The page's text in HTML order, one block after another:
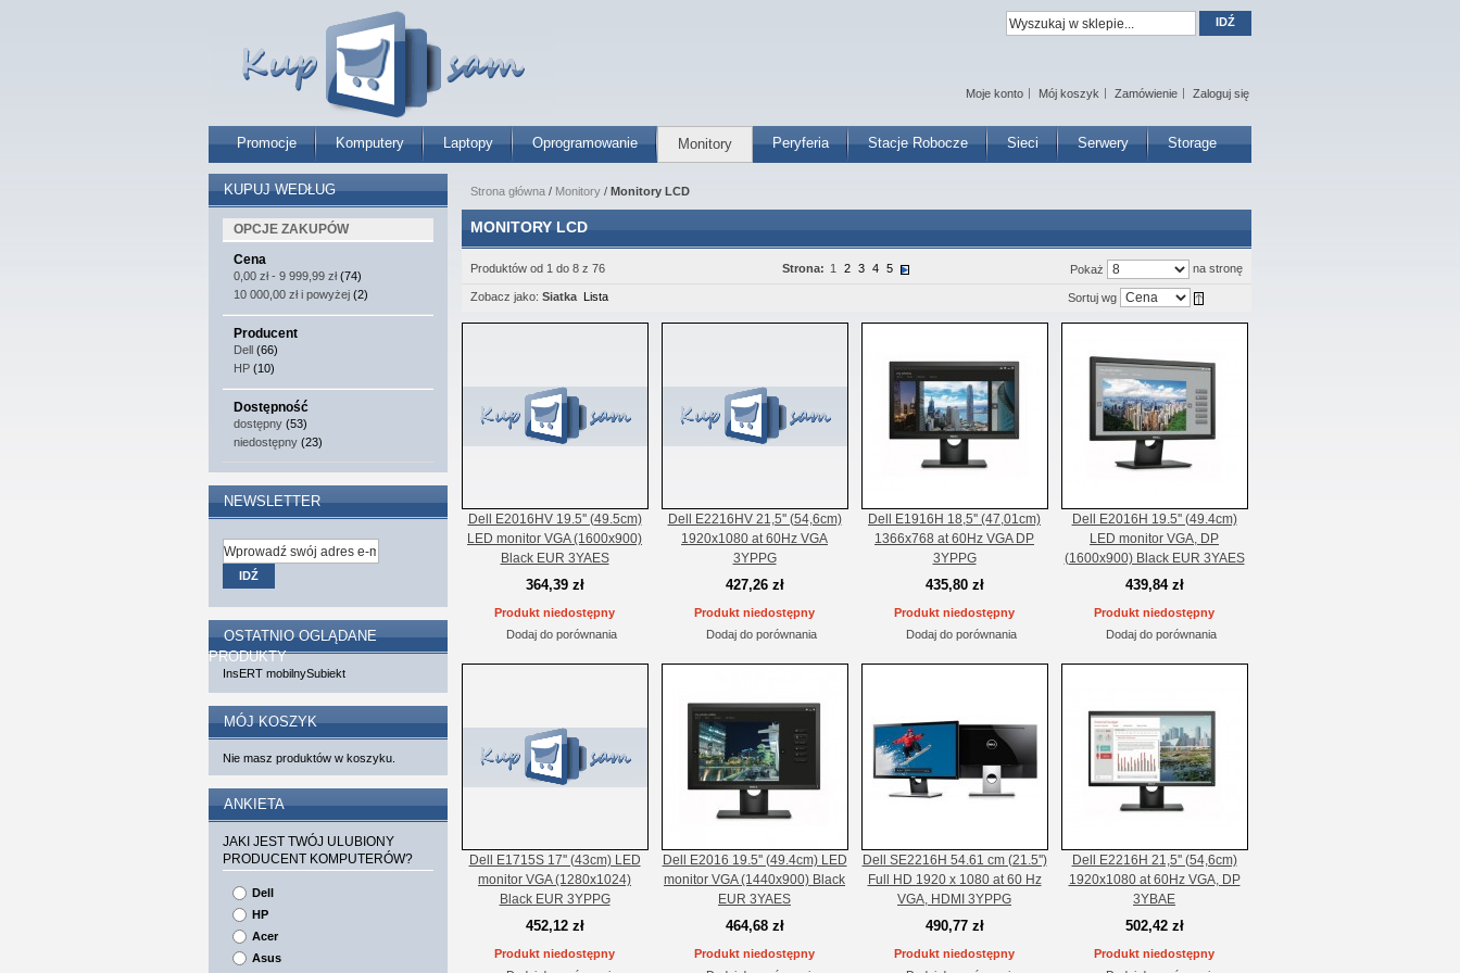
Promocje Komputery Laptopy Oprogramowanie Monitory Peryferia Stacje Robocze Sieci Serwery Storage
Moje konto Mój koszyk Zamówienie Zaloguj się
IDŹ
Strona główna / Monitory / Monitory LCD
MONITORY LCD
Produktów od 1 do 8 z 76 Pokaż na stronę
Strona: 1 2 3 4 5
Zobacz jako: Siatka Lista Sortuj wg
Dell E2016HV 19.5'' (49.5cm)
LED monitor VGA (1600x900)
Black EUR 3YAES
364,39 zł
Produkt niedostępny
Dodaj do porównania
Dell E2216HV 21,5'' (54,6cm)
1920x1080 at 60Hz VGA
3YPPG
427,26 zł
Produkt niedostępny
Dodaj do porównania
Dell E1916H 18,5'' (47,01cm)
1366x768 at 60Hz VGA DP
3YPPG
435,80 zł
Produkt niedostępny
Dodaj do porównania
Dell E2016H 19.5'' (49.4cm)
LED monitor VGA, DP
(1600x900) Black EUR 3YAES
439,84 zł
Produkt niedostępny
Dodaj do porównania
Dell E1715S 17'' (43cm) LED
monitor VGA (1280x1024)
Black EUR 3YPPG
452,12 zł
Produkt niedostępny
Dell E2016 19.5'' (49.4cm) LED
monitor VGA (1440x900) Black
EUR 3YAES
464,68 zł
Produkt niedostępny
Dell SE2216H 54.61 cm (21.5'')
Full HD 1920 x 1080 at 60 Hz
VGA, HDMI 3YPPG
490,77 zł
Produkt niedostępny
Dell E2216H 21,5'' (54,6cm)
1920x1080 at 60Hz VGA, DP
3YBAE
502,42 zł
Produkt niedostępny
KUPUJ WEDŁUG
OPCJE ZAKUPÓW
Cena
0,00 zł- 9 999,99 zł(74)
10 000,00 złi powyżej (2)
Producent
Dell (66)
HP (10)
Dostępność
dostępny (53)
niedostępny (23)
NEWSLETTER
IDŹ
OSTATNIO OGLĄDANE
PRODUKTY
InsERT mobilnySubiekt
MÓJ KOSZYK
Nie masz produktów w koszyku.
ANKIETA
JAKI JEST TWÓJ ULUBIONY
PRODUCENT KOMPUTERÓW?
Dell
HP
Acer
Asus